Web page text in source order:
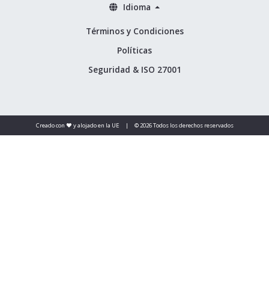
Términos y Condiciones
Políticas
Seguridad & ISO 27001
Idioma
Creado con ❤️ y alojado en la UE | © 2026 Todos los derechos reservados